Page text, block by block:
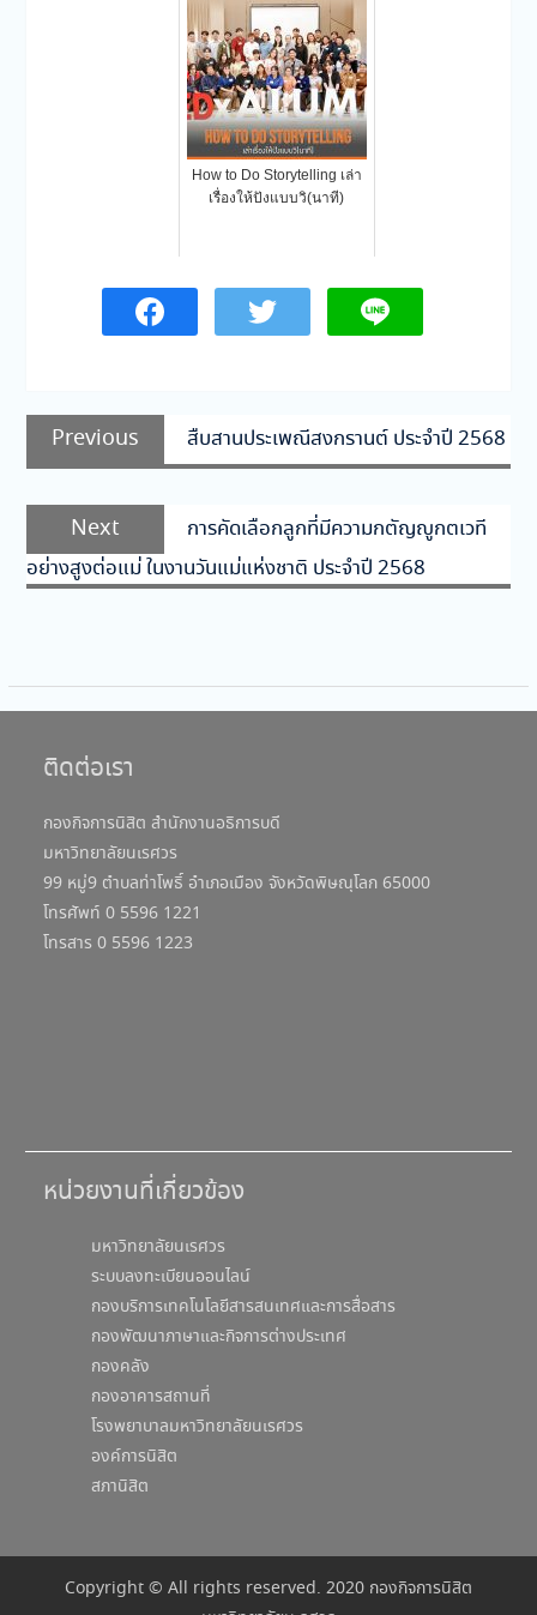
How to Do Storytelling เล่า
เรื่องให้ปังแบบวิ(นาที)
แนะแนว
เรื่อง
Previous
Previous
post:
สืบสานประเพณีสงกรานต์ ประจำปี 2568
Next
Next
post:
การคัดเลือกลูกที่มีความกตัญญูกตเวที
อย่างสูงต่อแม่ ในงานวันแม่แห่งชาติ ประจำปี 2568
ติดต่อเรา
กองกิจการนิสิต สำนักงานอธิการบดี
มหาวิทยาลัยนเรศวร
99 หมู่9 ตำบลท่าโพธิ์ อำเภอเมือง จังหวัดพิษณุโลก 65000
โทรศัพท์ 0 5596 1221
โทรสาร 0 5596 1223
หน่วยงานที่เกี่ยวข้อง
มหาวิทยาลัยนเรศวร
ระบบลงทะเบียนออนไลน์
กองบริการเทคโนโลยีสารสนเทศและการสื่อสาร
กองพัฒนาภาษาและกิจการต่างประเทศ
กองคลัง
กองอาคารสถานที่
โรงพยาบาลมหาวิทยาลัยนเรศวร
องค์การนิสิต
สภานิสิต
Copyright © All rights reserved. 2020 กองกิจการนิสิต